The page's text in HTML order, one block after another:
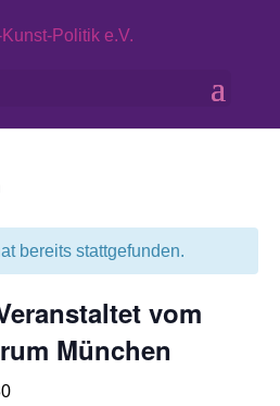
bereits stattgefunden.
vom
München